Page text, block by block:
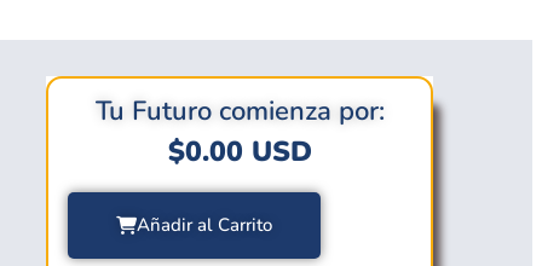
Tu Futuro comienza por:
$0.00 USD
Añadir al Carrito